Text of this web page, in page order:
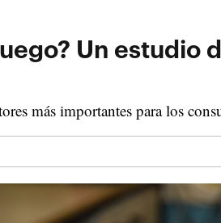
Un estudio
más importantes para los